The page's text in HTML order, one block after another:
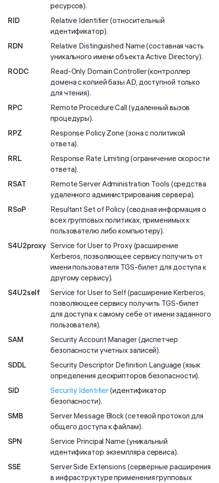
ресурсов).
RID
Relative Identifier (относительный
идентификатор).
RDN
Relative Distinguished Name (составная часть
уникального имени объекта Active Directory).
RODC
Read-Only Domain Controller (контроллер
домена с копией базы AD, доступной только
для чтения).
RPC
Remote Procedure Call (удаленный вызов
процедуры).
RPZ
Response Policy Zone (зона с политикой
ответа).
RRL
Response Rate Limiting (ограничение скорости
ответа).
RSAT
Remote Server Administration Tools (средства
удаленного администрирования сервера).
RSoP
Resultant Set of Policy (сводная информация о
всех групповых политиках, применимых к
пользователю либо компьютеру).
S4U2proxy Service for User to Proxy (расширение
Kerberos, позволяющее сервису получить от
имени пользователя TGS-билет для доступа к
другому сервису).
S4U2self
Service for User to Self (расширение Kerberos,
позволяющее сервису получить TGS-билет
для доступа к самому себе от имени заданного
пользователя).
SAM
Security Account Manager (диспетчер
безопасности учетных записей).
SDDL
Security Descriptor Definition Language (язык
определения дескрипторов безопасности).
SID
Security Identifier(идентификатор
безопасности).
SMB
Server Message Block (сетевой протокол для
общего доступа к файлам).
SPN
Service Principal Name (уникальный
идентификатор экземпляра сервиса).
SSE
Server Side Extensions (серверные расширения
в инфраструктуре применения групповых